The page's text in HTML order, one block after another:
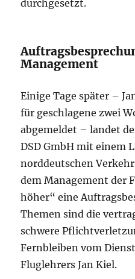
durchgesetzt.
Management
Einige Tage später –
für geschlagene zwei
abgemeldet – landet
DSD GmbH mit einem
norddeutschen
dem Management der
höher“ eine
Themen sind die
schwere
Fernbleiben vom
Fluglehrers Jan Kiel.